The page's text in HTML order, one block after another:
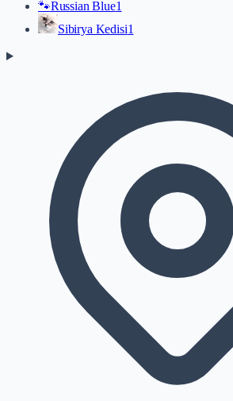
🐾Russian Blue1
Sibirya Kedisi1